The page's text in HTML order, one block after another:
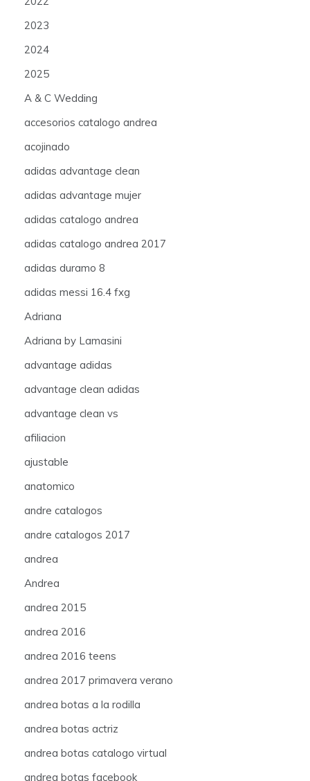
2023
2024
2025
A & C Wedding
accesorios catalogo andrea
acojinado
adidas advantage clean
adidas advantage mujer
adidas catalogo andrea
adidas catalogo andrea 2017
adidas duramo 8
adidas messi 16.4 fxg
Adriana
Adriana by Lamasini
advantage adidas
advantage clean adidas
advantage clean vs
afiliacion
ajustable
anatomico
andre catalogos
andre catalogos 2017
andrea
Andrea
andrea 2015
andrea 2016
andrea 2016 teens
andrea 2017 primavera verano
andrea botas a la rodilla
andrea botas actriz
andrea botas catalogo virtual
andrea botas facebook